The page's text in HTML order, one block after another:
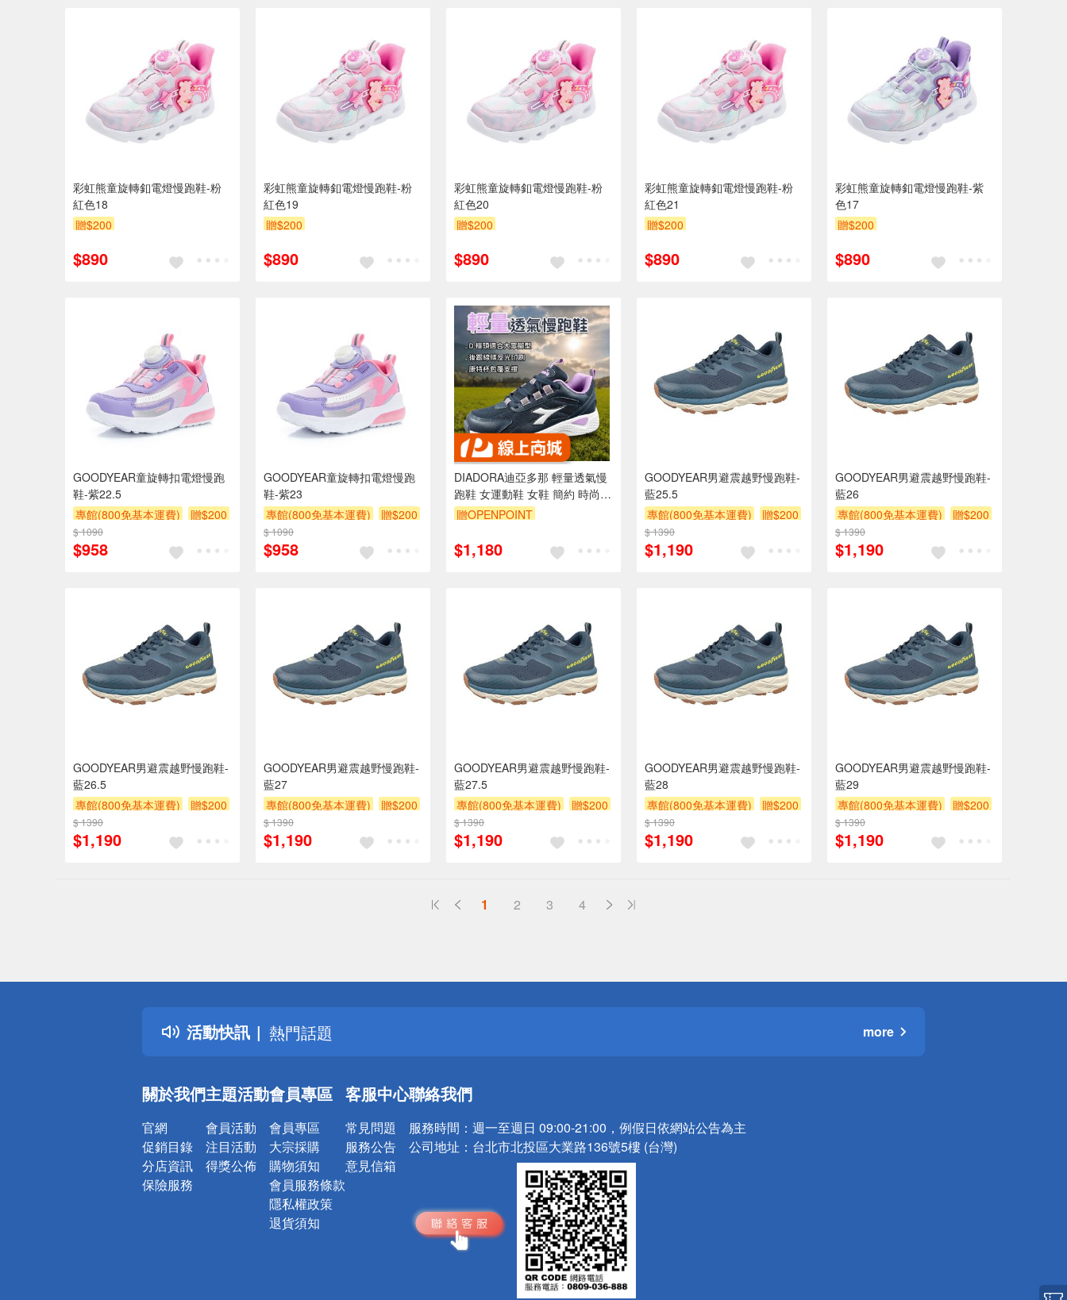
彩虹熊童旋轉釦電燈慢跑鞋-粉
紅色18
贈$200
$890
彩虹熊童旋轉釦電燈慢跑鞋-粉
紅色19
贈$200
$890
彩虹熊童旋轉釦電燈慢跑鞋-粉
紅色20
贈$200
$890
彩虹熊童旋轉釦電燈慢跑鞋-粉
紅色21
贈$200
$890
彩虹熊童旋轉釦電燈慢跑鞋-紫
色17
贈$200
$890
GOODYEAR童旋轉扣電燈慢跑
鞋-紫22.5
專館(800免基本運費)
贈$200
$ 1090
$958
GOODYEAR童旋轉扣電燈慢跑
鞋-紫23
專館(800免基本運費)
贈$200
$ 1090
$958
DIADORA迪亞多那 輕量透氣慢
跑鞋 女運動鞋 女鞋 簡約 時尚
透氣 反光 康特杯 保護後跟 耐磨
贈OPENPOINT
$1,180
GOODYEAR男避震越野慢跑鞋-
藍25.5
專館(800免基本運費)
贈$200
$ 1390
$1,190
GOODYEAR男避震越野慢跑鞋-
藍26
專館(800免基本運費)
贈$200
$ 1390
$1,190
GOODYEAR男避震越野慢跑鞋-
藍26.5
專館(800免基本運費)
贈$200
$ 1390
$1,190
GOODYEAR男避震越野慢跑鞋-
藍27
專館(800免基本運費)
贈$200
$ 1390
$1,190
GOODYEAR男避震越野慢跑鞋-
藍27.5
專館(800免基本運費)
贈$200
$ 1390
$1,190
GOODYEAR男避震越野慢跑鞋-
藍28
專館(800免基本運費)
贈$200
$ 1390
$1,190
GOODYEAR男避震越野慢跑鞋-
藍29
專館(800免基本運費)
贈$200
$ 1390
$1,190
1 2 3 4
活動快訊
詐騙網頁！請小心！
得獎公告
熱門話題
銀行優惠
詐騙網頁！請小心！
more
關於我們
官網
促銷目錄
分店資訊
保險服務
主題活動
會員活動
注目活動
得獎公佈
會員專區
會員專區
大宗採購
購物須知
會員服務條款
隱私權政策
退貨須知
客服中心
常見問題
服務公告
意見信箱
聯絡我們
服務時間： 週一至週日 09:00-21:00，例假日依網站公告為主
公司地址： 台北市北投區大業路136號5樓 (台灣)